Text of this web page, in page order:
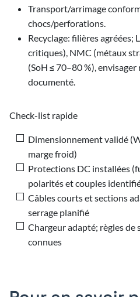
Transport/arrimage
chocs/perforations.
Recyclage: filières agréées;
critiques), NMC (métaux
(SoH ≤ 70–80 %),
documenté.
Check-list rapide
Dimensionnement validé
marge froid)
Protections DC installées
polarités et couples
Câbles courts et sections
serrage planifié
Chargeur adapté; règles de
connues